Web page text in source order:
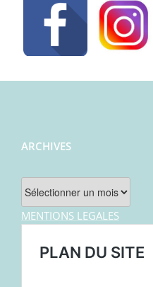
ARCHIVES
Archives
MENTIONS LEGALES